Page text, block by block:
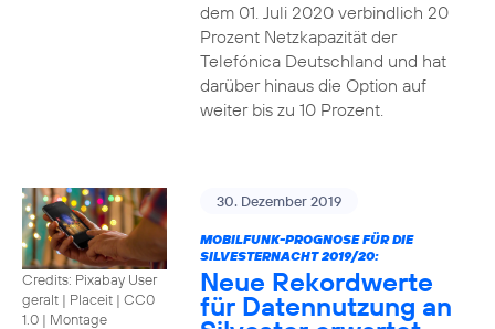
dem 01. Juli 2020 verbindlich 20
Prozent Netzkapazität der
Telefónica Deutschland und hat
darüber hinaus die Option auf
weiter bis zu 10 Prozent.
Credits: Pixabay User
geralt | Placeit | CC0
1.0 | Montage
30. Dezember 2019
MOBILFUNK-PROGNOSE FÜR DIE
SILVESTERNACHT 2019/20:
Neue Rekordwerte
für Datennutzung an